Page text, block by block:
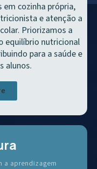
em cozinha própria,
e atenção a
Priorizamos a
equilíbrio nutricional
para a saúde e
alunos.
a aprendizagem